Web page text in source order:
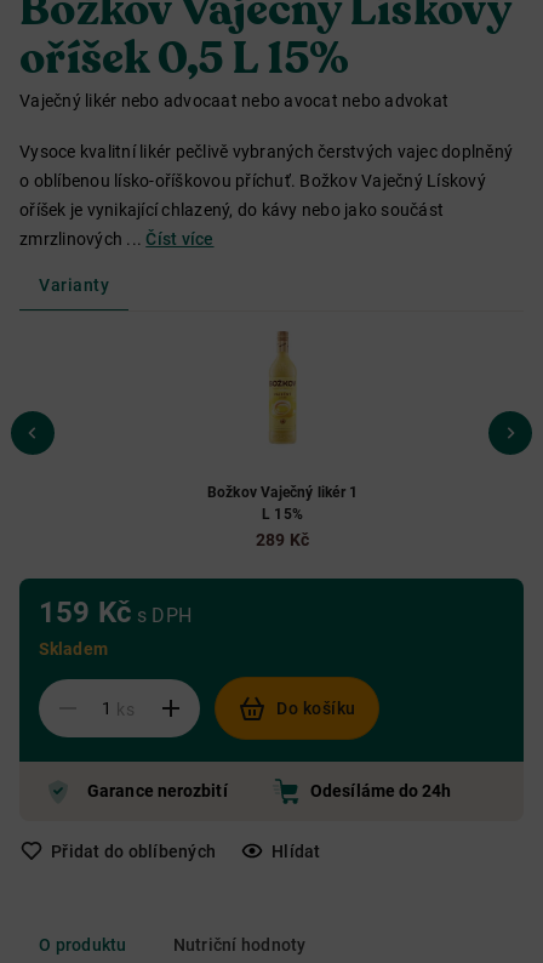
oříšek 0,5 L 15%
Vaječný likér nebo advocaat nebo avocat nebo advokat
Vysoce kvalitní likér pečlivě vybraných čerstvých vajec doplněný
o oblíbenou lísko-oříškovou příchuť. Božkov Vaječný Lískový
oříšek je vynikající chlazený, do kávy nebo jako součást
zmrzlinových ... Číst více
Varianty
Božkov Vaječný likér 1
L 15%
289 Kč
159 Kč s DPH
Skladem
ks Do košíku
Garance nerozbití Odesíláme do 24h
Přidat do oblíbených Hlídat
O produktu Nutriční hodnoty